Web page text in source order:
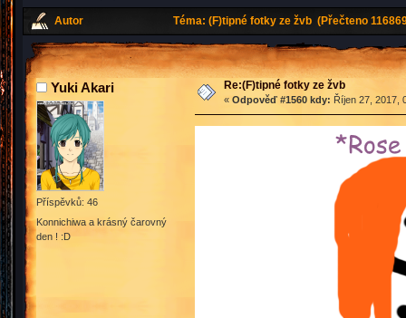
Autor Téma: (F)tipné fotky ze žvb (Přečteno
Yuki Akari
Příspěvků: 46
Konnichiwa a krásný čarovný
den ! :D
Re:(F)tipné fotky ze žvb
« Odpověď #1560 kdy: Říjen 27, 2017,